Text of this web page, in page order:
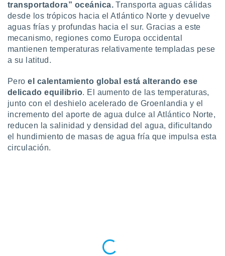
acceder a
web a
abono
similares
transportadora” oceánica. Transporta aguas cálidas
desde los trópicos hacia el Atlántico Norte y devuelve
aguas frías y profundas hacia el sur. Gracias a este
mecanismo, regiones como Europa occidental
mantienen temperaturas relativamente templadas pese
a su latitud.
Pero el calentamiento global está alterando ese
delicado equilibrio. El aumento de las temperaturas,
junto con el deshielo acelerado de Groenlandia y el
incremento del aporte de agua dulce al Atlántico Norte,
reducen la salinidad y densidad del agua, dificultando
el hundimiento de masas de agua fría que impulsa esta
circulación.